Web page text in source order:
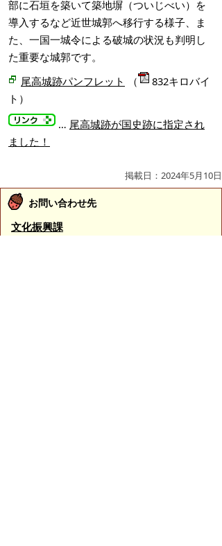
部に石垣を築いて築地塀（ついじべい）を
導入するなど近世城郭へ移行する様子、ま
た、一国一城令による破城の状況も判明し
た重要な城郭です。
尾高城跡パンフレット
（
832キロバイ
ト）
… 尾高城跡が国史跡に指定され
ました！
掲載日：2024年5月10日
お問い合わせ先
文化振興課